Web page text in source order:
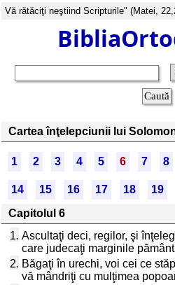
Vă rătăciţi neştiind Scripturile" (Matei,
Cartea înţelepciunii lui
1 2 3 4 5 6 7 8
14 15 16 17 18
19
Capitolul 6
1. Ascultaţi deci, regilor, şi
care judecaţi marginile
2. Băgaţi în urechi, voi cei ce
vă mândriţi cu mulţimea